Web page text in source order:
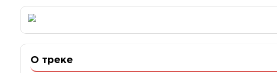
О треке